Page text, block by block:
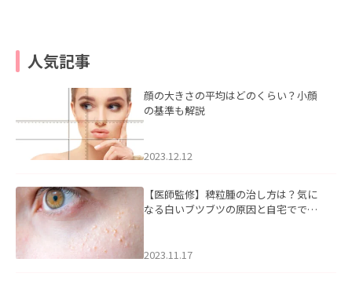
人気記事
顔の大きさの平均はどのくらい？小顔
の基準も解説
2023.12.12
【医師監修】稗粒腫の治し方は？気に
なる白いブツブツの原因と自宅ででき
2023.11.17